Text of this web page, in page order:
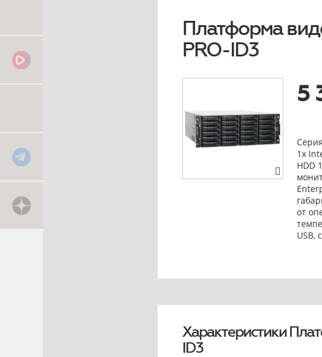
Платформа
PRO-ID3
5
1x
HDD
от
USB,
Характеристики
ID3